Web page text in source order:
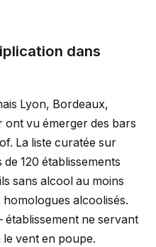
dans
Lyon, Bordeaux,
ont vu émerger des bars
La liste curatée sur
120 établissements
sans alcool au moins
alcoolisés.
ne servant
vent en poupe.